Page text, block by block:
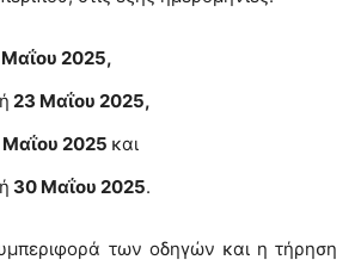
Μαΐου 2025,
23 Μαΐου 2025,
2025 και
30 Μαΐου 2025.
των οδηγών και η τήρηση